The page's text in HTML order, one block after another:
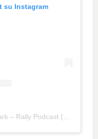
su Instagram